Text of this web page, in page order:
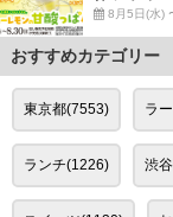
8月5日(水)
おすすめカテゴリー
東京都(7553) ラ
ランチ(1226) 渋